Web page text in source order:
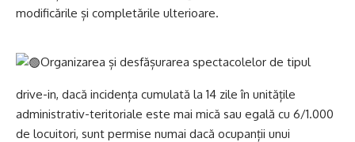
modificările și completările ulterioare.
Organizarea și desfășurarea spectacolelor de tipul
drive-in, dacă incidența cumulată la 14 zile în unitățile
administrativ-teritoriale este mai mică sau egală cu 6/1.000
de locuitori, sunt permise numai dacă ocupanții unui